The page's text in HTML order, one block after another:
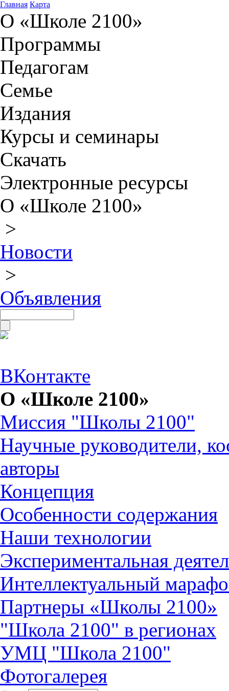
Главная Карта
О «Школе 2100»
Программы
Педагогам
Семье
Издания
Курсы и семинары
Скачать
Электронные ресурсы
О «Школе 2100»
>
Новости
>
Объявления
ВКонтакте
О «Школе 2100»
Миссия "Школы 2100"
Научные руководители,
авторы
Концепция
Особенности содержания
Наши технологии
Экспериментальная
Интеллектуальный
Партнеры «Школы 2100»
"Школа 2100" в регионах
УМЦ "Школа 2100"
Фотогалерея